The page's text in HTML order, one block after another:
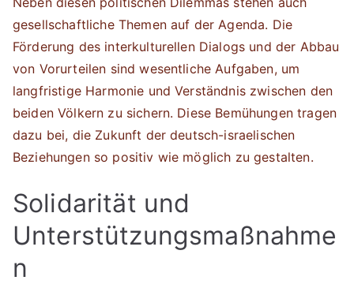
gesellschaftliche Themen auf der Agenda. Die
Förderung des interkulturellen Dialogs und der Abbau
von Vorurteilen sind wesentliche Aufgaben, um
langfristige Harmonie und Verständnis zwischen den
beiden Völkern zu sichern. Diese Bemühungen tragen
dazu bei, die Zukunft der deutsch-israelischen
Beziehungen so positiv wie möglich zu gestalten.
Solidarität und
Unterstützungsmaßnahme
n